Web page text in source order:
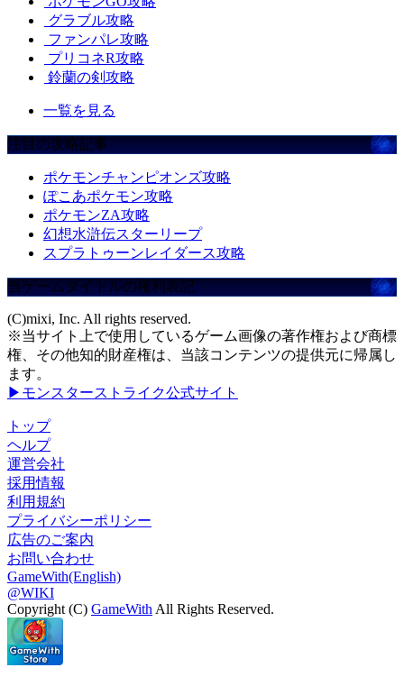
グラブル攻略
ファンパレ攻略
プリコネR攻略
鈴蘭の剣攻略
一覧を見る
注目の攻略記事
ポケモンチャンピオンズ攻略
ぽこあポケモン攻略
ポケモンZA攻略
幻想水滸伝スターリープ
スプラトゥーンレイダース攻略
当ゲームタイトルの権利表記
(C)mixi, Inc. All rights reserved.
※当サイト上で使用しているゲーム画像の著作権および商標
権、その他知的財産権は、当該コンテンツの提供元に帰属し
ます。
▶モンスターストライク公式サイト
トップ
ヘルプ
運営会社
採用情報
利用規約
プライバシーポリシー
広告のご案内
お問い合わせ
GameWith(English)
@WIKI
Copyright (C) GameWith All Rights Reserved.